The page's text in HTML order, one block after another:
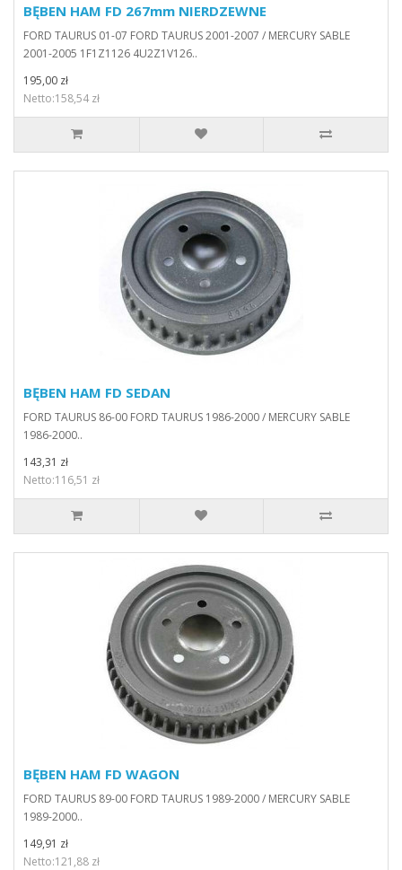
BĘBEN HAM FD 267mm NIERDZEWNE
FORD TAURUS 01-07 FORD TAURUS 2001-2007 / MERCURY SABLE
2001-2005 1F1Z1126 4U2Z1V126..
195,00 zł
Netto:158,54 zł
BĘBEN HAM FD SEDAN
FORD TAURUS 86-00 FORD TAURUS 1986-2000 / MERCURY SABLE
1986-2000..
143,31 zł
Netto:116,51 zł
BĘBEN HAM FD WAGON
FORD TAURUS 89-00 FORD TAURUS 1989-2000 / MERCURY SABLE
1989-2000..
149,91 zł
Netto:121,88 zł